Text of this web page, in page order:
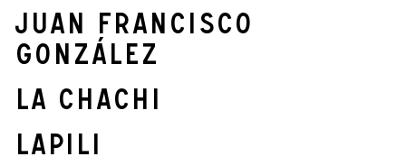
Juan Francisco
González
La Chachi
Lapili